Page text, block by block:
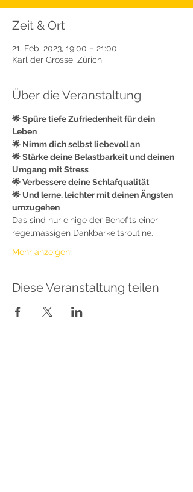
Zeit & Ort
21. Feb. 2023, 19:00 – 21:00
Karl der Grosse, Zürich
Über die Veranstaltung
🌟 Spüre tiefe Zufriedenheit für dein
Leben
🌟 Nimm dich selbst liebevoll an
🌟 Stärke deine Belastbarkeit und deinen
Umgang mit Stress
🌟 Verbessere deine Schlafqualität
🌟 Und lerne, leichter mit deinen Ängsten
umzugehen
Das sind nur einige der Benefits einer
regelmässigen Dankbarkeitsroutine.
Mehr anzeigen
Diese Veranstaltung teilen